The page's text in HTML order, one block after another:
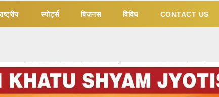
स्पोर्ट्स बिज़नस विविध CONTACT US